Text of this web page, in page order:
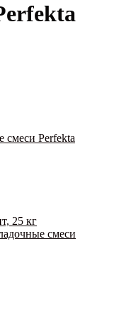
смеси Perfekta
смеси